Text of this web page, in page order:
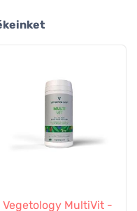
Vegetology MultiVit -